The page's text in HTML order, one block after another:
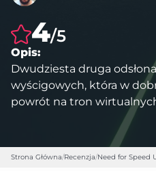
4/5
Opis:
Dwudziesta druga
wyścigowych, która w
powrót na tron
Strona Główna/Recenzja/Need for Speed